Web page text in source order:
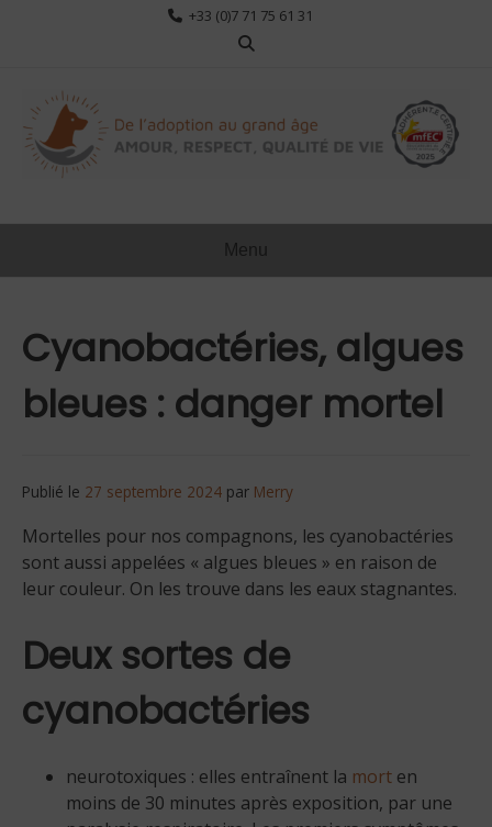
+33 (0)7 71 75 61 31
Menu
Cyanobactéries, algues
bleues : danger mortel
Publié le 27 septembre 2024 par Merry
Mortelles pour nos compagnons, les cyanobactéries
sont aussi appelées « algues bleues » en raison de
leur couleur. On les trouve dans les eaux stagnantes.
Deux sortes de
cyanobactéries
neurotoxiques : elles entraînent la mort en
moins de 30 minutes après exposition, par une